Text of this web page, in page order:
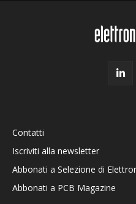
Contatti
Iscriviti alla newsletter
Abbonati a Selezione di
Abbonati a PCB Magazine